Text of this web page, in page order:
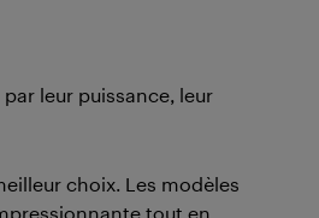
leur puissance, leur
choix. Les modèles
tout en